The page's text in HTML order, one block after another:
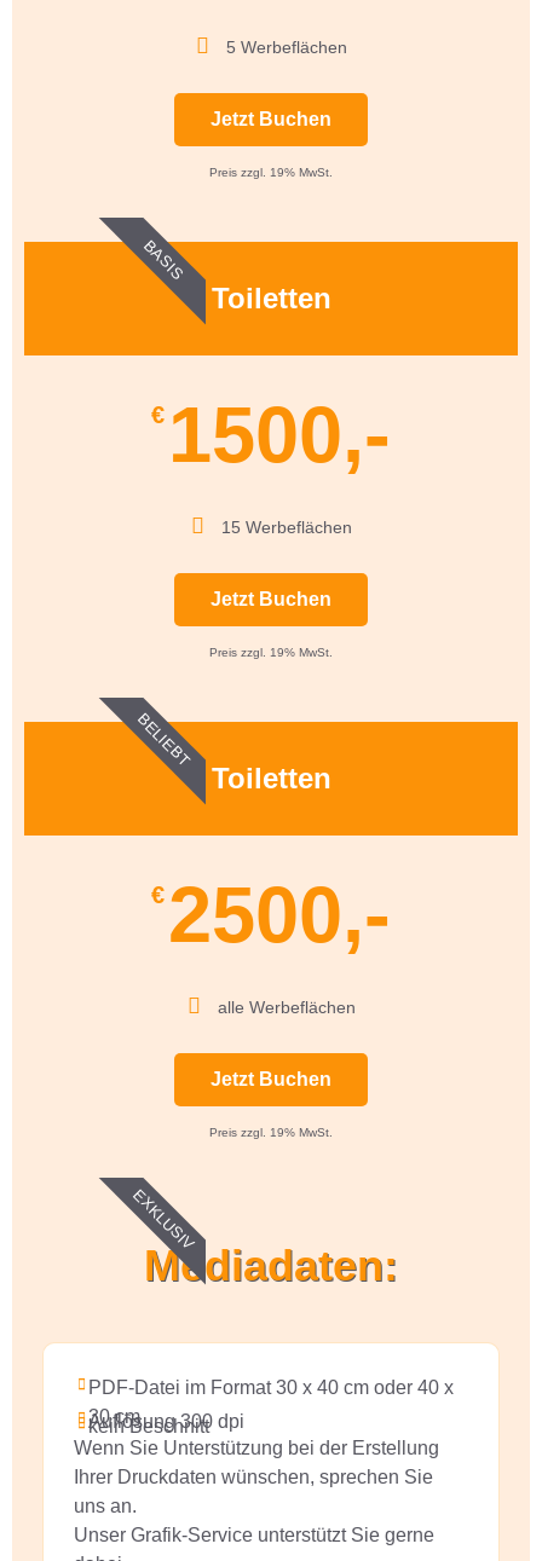
5 Werbeflächen
Jetzt Buchen
Preis zzgl. 19% MwSt.
BASIS
Toiletten
€ 1500,-
15 Werbeflächen
Jetzt Buchen
Preis zzgl. 19% MwSt.
BELIEBT
Toiletten
€ 2500,-
alle Werbeflächen
Jetzt Buchen
Preis zzgl. 19% MwSt.
EXKLUSIV
Mediadaten:
PDF-Datei im Format 30 x 40 cm oder 40 x
30 cm
Auflösung 300 dpi
kein Beschnitt
Wenn Sie Unterstützung bei der Erstellung
Ihrer Druckdaten wünschen, sprechen Sie
uns an.
Unser Grafik-Service unterstützt Sie gerne